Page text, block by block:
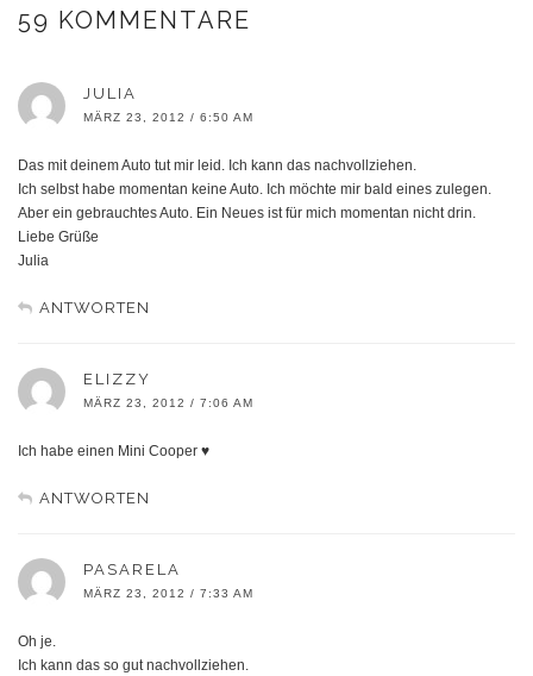
59 KOMMENTARE
JULIA
MÄRZ 23, 2012 / 6:50 AM
Das mit deinem Auto tut mir leid. Ich kann das nachvollziehen.
Ich selbst habe momentan keine Auto. Ich möchte mir bald eines zulegen.
Aber ein gebrauchtes Auto. Ein Neues ist für mich momentan nicht drin.
Liebe Grüße
Julia
ANTWORTEN
ELIZZY
MÄRZ 23, 2012 / 7:06 AM
Ich habe einen Mini Cooper ♥
ANTWORTEN
PASARELA
MÄRZ 23, 2012 / 7:33 AM
Oh je.
Ich kann das so gut nachvollziehen.